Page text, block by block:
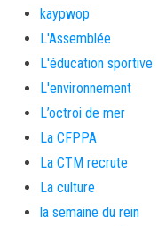
kaypwop
L'Assemblée
L'éducation sportive
L'environnement
L’octroi de mer
La CFPPA
La CTM recrute
La culture
la semaine du rein